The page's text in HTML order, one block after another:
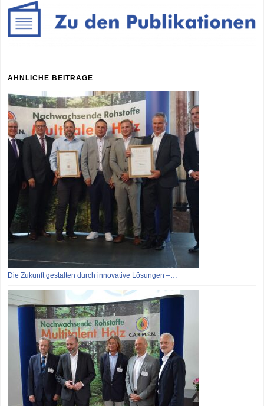
ÄHNLICHE BEITRÄGE
Die Zukunft gestalten durch innovative Lösungen –…